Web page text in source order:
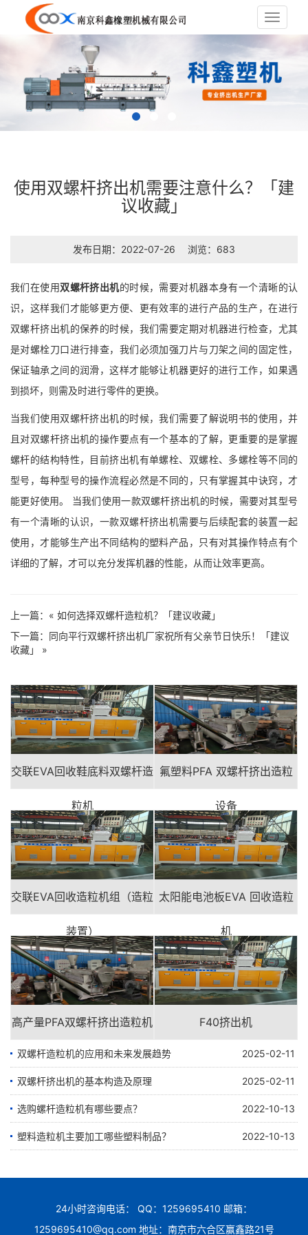
Toggle
使用双螺杆挤出机需要注意什么？「建
议收藏」
发布日期：2022-07-26 浏览：683
我们在使用双螺杆挤出机的时候，需要对机器本身有一个清晰的认
识，这样我们才能够更方便、更有效率的进行产品的生产，在进行
双螺杆挤出机的保养的时候，我们需要定期对机器进行检查，尤其
是对螺栓刀口进行排查，我们必须加强刀片与刀架之间的固定性，
保证轴承之间的润滑，这样才能够让机器更好的进行工作，如果遇
到损坏，则需及时进行零件的更换。
当我们使用双螺杆挤出机的时候，我们需要了解说明书的使用，并
且对双螺杆挤出机的操作要点有一个基本的了解，更重要的是掌握
螺杆的结构特性，目前挤出机有单螺栓、双螺栓、多螺栓等不同的
型号，每种型号的操作流程必然是不同的，只有掌握其中诀窍，才
能更好使用。 当我们使用一款双螺杆挤出机的时候，需要对其型号
有一个清晰的认识，一款双螺杆挤出机需要与后续配套的装置一起
使用，才能够生产出不同结构的塑料产品，只有对其操作特点有个
详细的了解，才可以充分发挥机器的性能，从而让效率更高。
上一篇：« 如何选择双螺杆造粒机？「建议收藏」
下一篇： 同向平行双螺杆挤出机厂家祝所有父亲节日快乐！「建议
收藏」
»
交联EVA回收鞋底料双螺杆造
粒机
氟塑料PFA 双螺杆挤出造粒
设备
交联EVA回收造粒机组（造粒
装置）
太阳能电池板EVA 回收造粒
机
高产量PFA双螺杆挤出造粒机 F40挤出机
双螺杆造粒机的应用和未来发展趋势 2025-02-11
双螺杆挤出机的基本构造及原理 2025-02-11
选购螺杆造粒机有哪些要点？ 2022-10-13
塑料造粒机主要加工哪些塑料制品？ 2022-10-13
24小时咨询电话： QQ：1259695410 邮箱：
1259695410@qq.com 地址：南京市六合区赢鑫路21号